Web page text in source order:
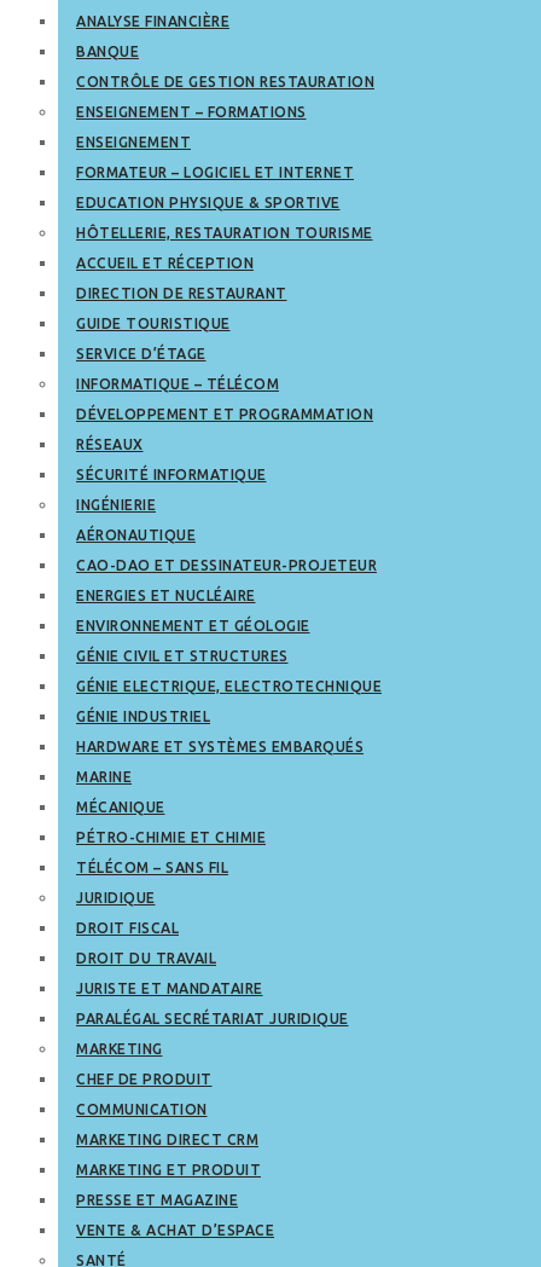
ANALYSE FINANCIÈRE
BANQUE
CONTRÔLE DE GESTION RESTAURATION
ENSEIGNEMENT – FORMATIONS
ENSEIGNEMENT
FORMATEUR – LOGICIEL ET INTERNET
EDUCATION PHYSIQUE & SPORTIVE
HÔTELLERIE, RESTAURATION TOURISME
ACCUEIL ET RÉCEPTION
DIRECTION DE RESTAURANT
GUIDE TOURISTIQUE
SERVICE D’ÉTAGE
INFORMATIQUE – TÉLÉCOM
DÉVELOPPEMENT ET PROGRAMMATION
RÉSEAUX
SÉCURITÉ INFORMATIQUE
INGÉNIERIE
AÉRONAUTIQUE
CAO-DAO ET DESSINATEUR-PROJETEUR
ENERGIES ET NUCLÉAIRE
ENVIRONNEMENT ET GÉOLOGIE
GÉNIE CIVIL ET STRUCTURES
GÉNIE ELECTRIQUE, ELECTROTECHNIQUE
GÉNIE INDUSTRIEL
HARDWARE ET SYSTÈMES EMBARQUÉS
MARINE
MÉCANIQUE
PÉTRO-CHIMIE ET CHIMIE
TÉLÉCOM – SANS FIL
JURIDIQUE
DROIT FISCAL
DROIT DU TRAVAIL
JURISTE ET MANDATAIRE
PARALÉGAL SECRÉTARIAT JURIDIQUE
MARKETING
CHEF DE PRODUIT
COMMUNICATION
MARKETING DIRECT CRM
MARKETING ET PRODUIT
PRESSE ET MAGAZINE
VENTE & ACHAT D’ESPACE
SANTÉ